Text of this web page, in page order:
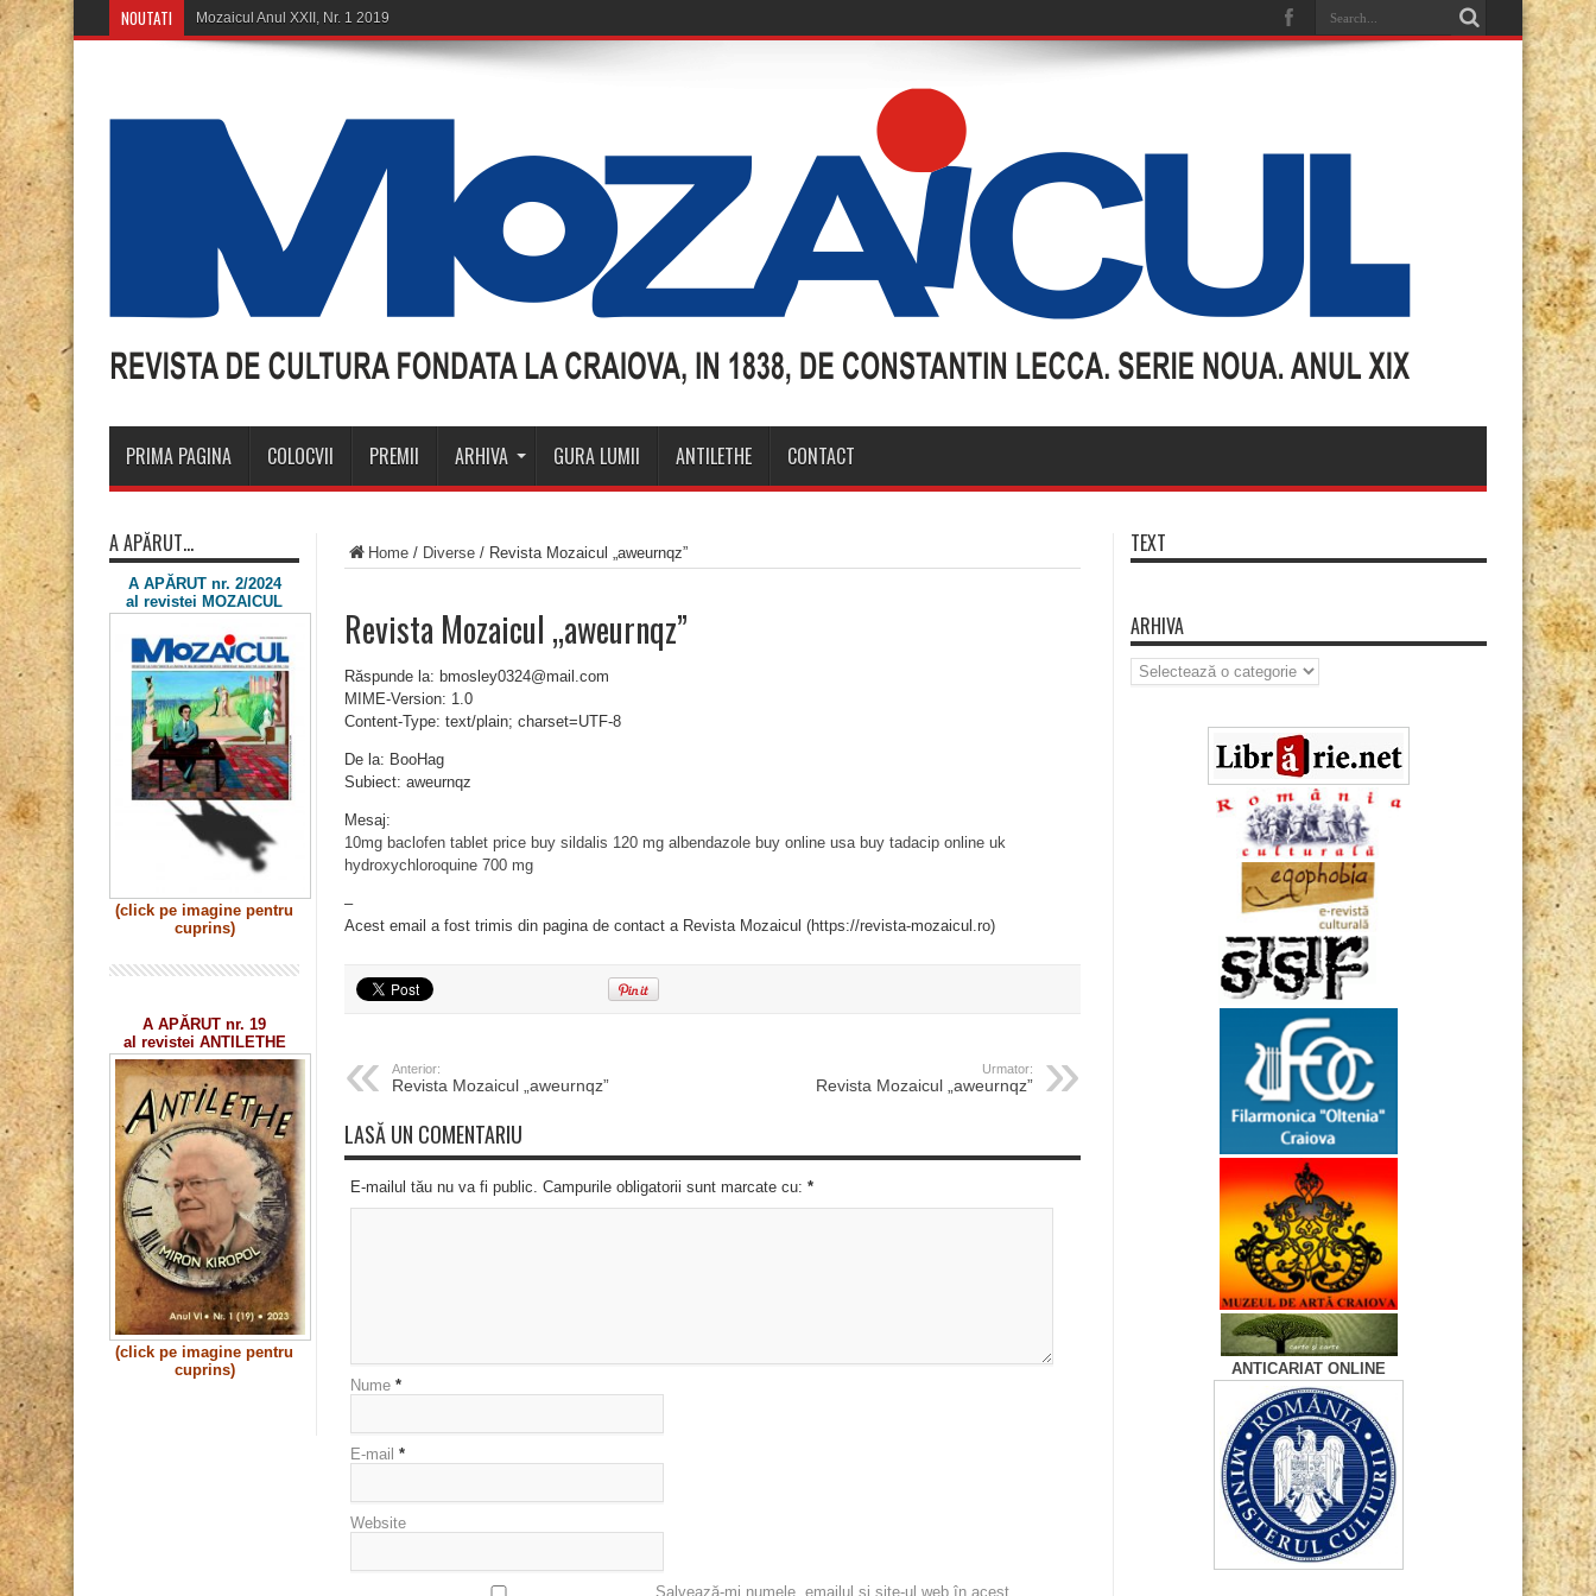
NOUTATI Mozaicul Anul XXII, Nr. 1 2019
PRIMA PAGINA COLOCVII PREMII ARHIVA GURA LUMII ANTILETHE CONTACT
Home / Diverse / Revista Mozaicul „aweurnqz”
Revista Mozaicul „aweurnqz”
Răspunde la: bmosley0324@mail.com
MIME-Version: 1.0
Content-Type: text/plain; charset=UTF-8
De la: BooHag
Subiect: aweurnqz
Mesaj:
10mg baclofen tablet price buy sildalis 120 mg albendazole buy online usa buy tadacip online uk
hydroxychloroquine 700 mg
–
Acest email a fost trimis din pagina de contact a Revista Mozaicul (https://revista-mozaicul.ro)
Anterior:
Revista Mozaicul „aweurnqz”
Urmator:
Revista Mozaicul „aweurnqz”
LASĂ UN COMENTARIU
E-mailul tău nu va fi public. Campurile obligatorii sunt marcate cu: *
Nume *
E-mail *
Website
Salvează-mi numele, emailul și site-ul web în acest
A APĂRUT…
A APĂRUT nr. 2/2024
al revistei MOZAICUL
(click pe imagine pentru
cuprins)
A APĂRUT nr. 19
al revistei ANTILETHE
(click pe imagine pentru
cuprins)
TEXT
ARHIVA
Arhiva
ANTICARIAT ONLINE